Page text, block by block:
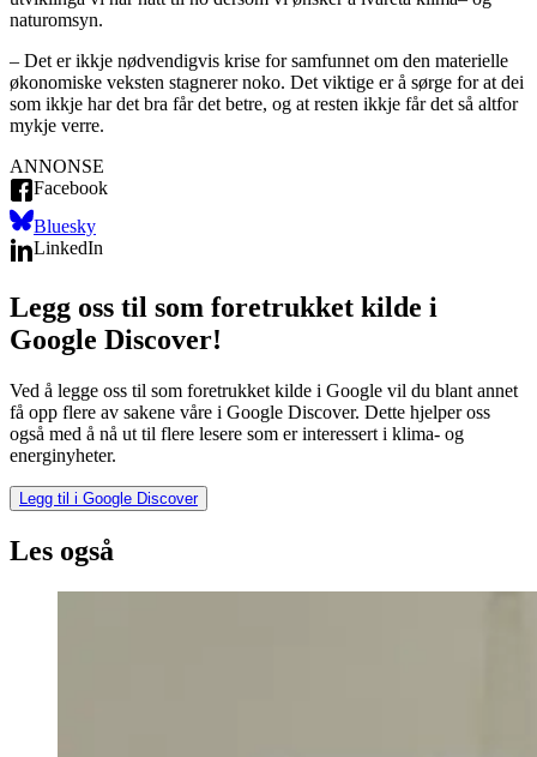
naturomsyn.
– Det er ikkje nødvendigvis krise for samfunnet om den materielle
økonomiske veksten stagnerer noko. Det viktige er å sørge for at dei
som ikkje har det bra får det betre, og at resten ikkje får det så altfor
mykje verre.
ANNONSE
Facebook
Bluesky
LinkedIn
Legg oss til som foretrukket kilde i
Google Discover!
Ved å legge oss til som foretrukket kilde i Google vil du blant annet
få opp flere av sakene våre i Google Discover. Dette hjelper oss
også med å nå ut til flere lesere som er interessert i klima- og
energinyheter.
Legg til i Google Discover
Les også